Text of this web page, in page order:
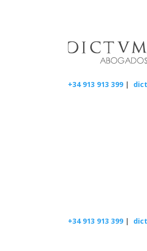
+34 913 913 399 |
+34 913 913 399 |